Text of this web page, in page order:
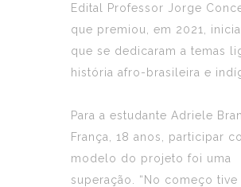
Edital Professor Jorge
que premiou, em 2021,
que se dedicaram a temas
história afro-brasileira e
Para a estudante Adriele
França, 18 anos, participar
modelo do projeto foi uma
superação. “No começo tive